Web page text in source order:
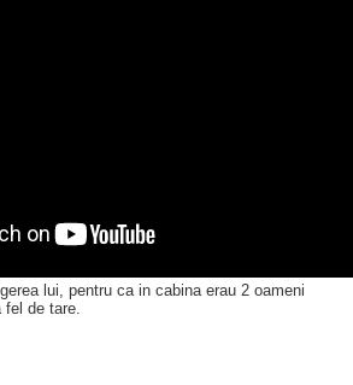
lui, pentru ca in cabina erau 2 oameni
fel de tare.